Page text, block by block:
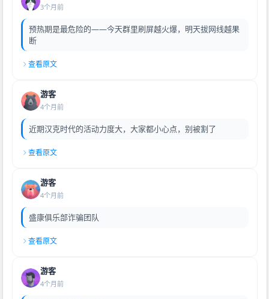
3个月前
预热期是最危险的——今天群里刷屏越火爆，明天拔网线越果
断
查看原文
游客
4个月前
近期汉克时代的活动力度大，大家都小心点，别被割了
查看原文
游客
4个月前
盛康俱乐部诈骗团队
查看原文
游客
4个月前